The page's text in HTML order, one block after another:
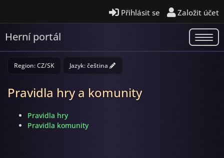
Přihlásit se Založit účet
Herní portál
Region: CZ/SK Jazyk:čeština
Pravidla hry a komunity
Pravidla hry
Pravidla komunity